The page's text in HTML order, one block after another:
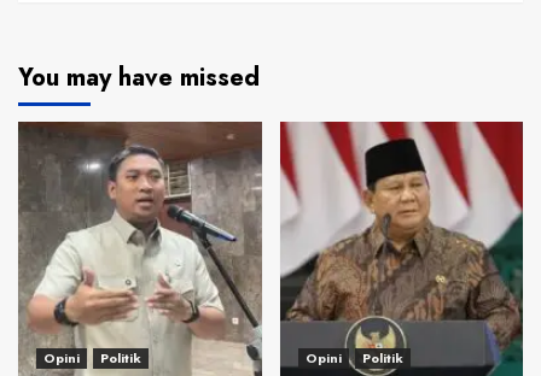
You may have missed
Opini Politik Opini Politik